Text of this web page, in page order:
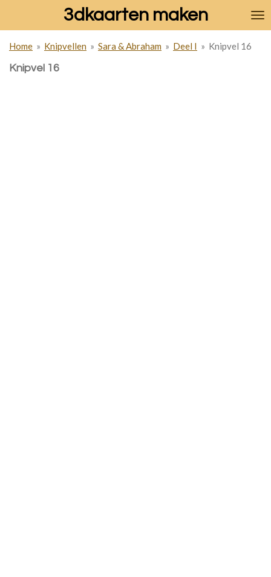
de
hoofdinhoud
3dkaarten maken
Home » Knipvellen » Sara & Abraham » Deel I » Knipvel 16
Knipvel 16